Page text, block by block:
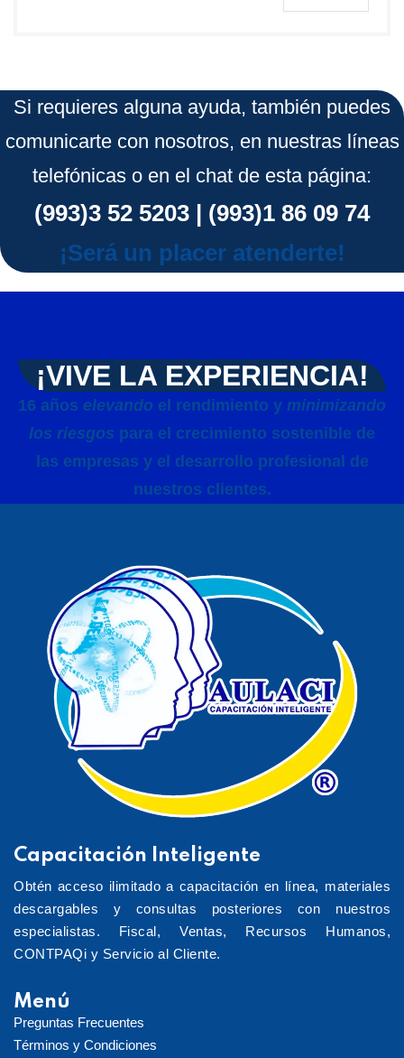
Si requieres alguna ayuda, también puedes
comunicarte con nosotros, en nuestras líneas
telefónicas o en el chat de esta página:
(993)3 52 5203 | (993)1 86 09 74
¡Será un placer atenderte!
¡VIVE LA EXPERIENCIA!
16 años elevando el rendimiento y minimizando
los riesgos para el crecimiento sostenible de
las empresas y el desarrollo profesional de
nuestros clientes.
Capacitación Inteligente
Obtén acceso ilimitado a capacitación en línea, materiales
descargables y consultas posteriores con nuestros
especialistas. Fiscal, Ventas, Recursos Humanos,
CONTPAQi y Servicio al Cliente.
Menú
Preguntas Frecuentes
Términos y Condiciones